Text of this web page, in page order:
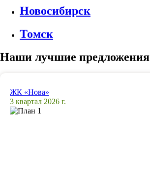
Новосибирск
Томск
Наши лучшие предложения
ЖК «Нова»
3 квартал 2026 г.